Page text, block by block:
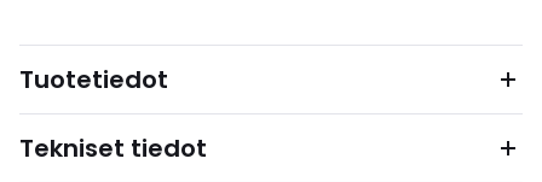
Tuotetiedot
Tekniset tiedot